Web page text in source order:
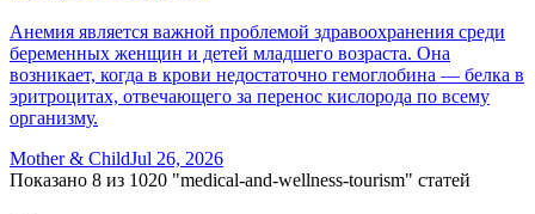
Анемия является важной проблемой здравоохранения среди
беременных женщин и детей младшего возраста. Она
возникает, когда в крови недостаточно гемоглобина — белка в
эритроцитах, отвечающего за перенос кислорода по всему
организму.
Mother & ChildJul 26, 2026
Показано 8 из 1020 "medical-and-wellness-tourism" статей